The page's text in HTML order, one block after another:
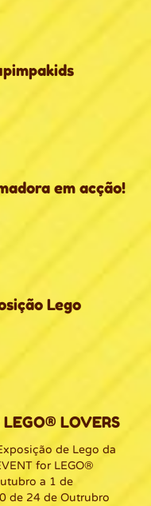
em acção!
Lego
LOVERS
de Lego da
for LEGO®
a 1 de
de 24 de Outrubro